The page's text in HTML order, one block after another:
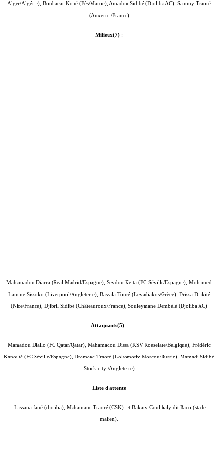
Alger/Algérie), Boubacar Koné (Fès/Maroc), Amadou Sidibé (Djoliba AC), Sammy Traoré
(Auxerre /France)
Milieux(7) :
Mahamadou Diarra (Real Madrid/Espagne), Seydou Keita (FC-Séville/Espagne), Mohamed
Lamine Sissoko (Liverpool/Angleterre), Bassala Touré (Levadiakos/Grèce), Drissa Diakité
(Nice/France), Djibril Sidibé (Châteauroux/France), Souleymane Dembélé (Djoliba AC)
Attaquants(5) :
Mamadou Diallo (FC Qatar/Qatar), Mahamadou Dissa (KSV Roeselare/Belgique), Frédéric
Kanouté (FC Séville/Espagne), Dramane Traoré (Lokomotiv Moscou/Russie), Mamadi Sidibé
Stock city /Angleterre)
Liste d'attente
Lassana fané (djoliba), Mahamane Traoré (CSK) et Bakary Coulibaly dit Baco (stade
malien).